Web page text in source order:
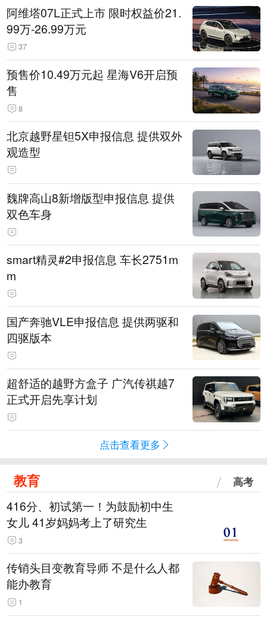
阿维塔07L正式上市 限时权益价21.
99万-26.99万元
37
预售价10.49万元起 星海V6开启预
售
8
北京越野星钽5X申报信息 提供双外
观造型
魏牌高山8新增版型申报信息 提供
双色车身
smart精灵#2申报信息 车长2751m
m
国产奔驰VLE申报信息 提供两驱和
四驱版本
超舒适的越野方盒子 广汽传祺越7
正式开启先享计划
点击查看更多
教育 高考
416分、初试第一！为鼓励初中生
女儿 41岁妈妈考上了研究生
3
传销头目变教育导师 不是什么人都
能办教育
1